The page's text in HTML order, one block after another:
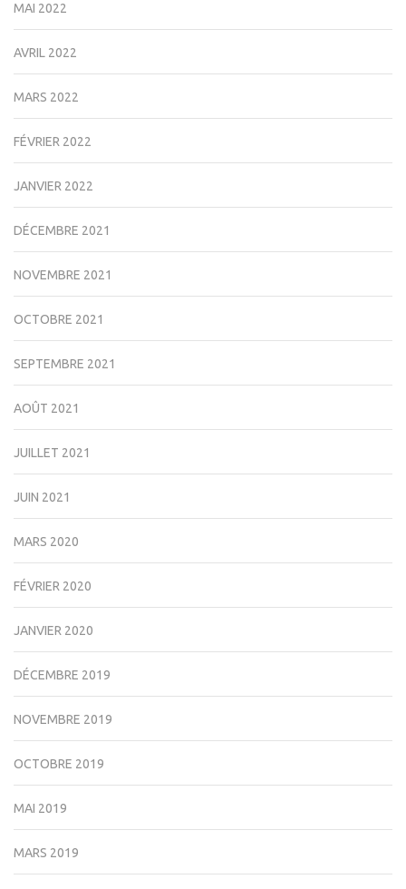
MAI 2022
AVRIL 2022
MARS 2022
FÉVRIER 2022
JANVIER 2022
DÉCEMBRE 2021
NOVEMBRE 2021
OCTOBRE 2021
SEPTEMBRE 2021
AOÛT 2021
JUILLET 2021
JUIN 2021
MARS 2020
FÉVRIER 2020
JANVIER 2020
DÉCEMBRE 2019
NOVEMBRE 2019
OCTOBRE 2019
MAI 2019
MARS 2019